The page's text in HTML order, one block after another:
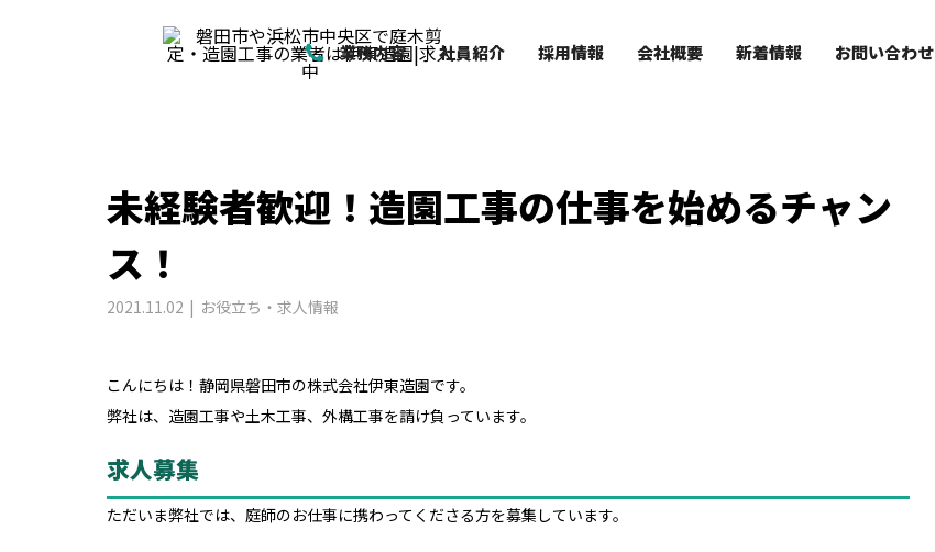
業務内容 社員紹介 採用情報 会社概要 新着情報 お問い合わせ
コラム
column
コラム お役立ち・求人情報 未経験者歓迎！造園工事の仕事を始めるチャンス！
未経験者歓迎！造園工事の仕事を始めるチャン
ス！
2021.11.02 お役立ち・求人情報
こんにちは！静岡県磐田市の株式会社伊東造園です。
弊社は、造園工事や土木工事、外構工事を請け負っています。
求人募集
ただいま弊社では、庭師のお仕事に携わってくださる方を募集しています。